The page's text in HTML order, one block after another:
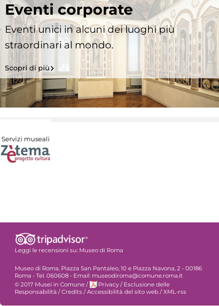
Eventi corporate
Eventi unici in alcuni dei luoghi più
straordinari al mondo.
Scopri di più
Servizi museali
Leggi le recensioni su: Museo di Roma
Museo di Roma, Piazza San Pantaleo, 10 e Piazza Navona, 2 - 00186
Roma - Tel. 060608 - Email: museodiroma@comune.roma.it
© 2017 Musei in Comune / Privacy / Esclusione delle
Responsabilità / Credits / Accessibilità del sito web / XML-rss